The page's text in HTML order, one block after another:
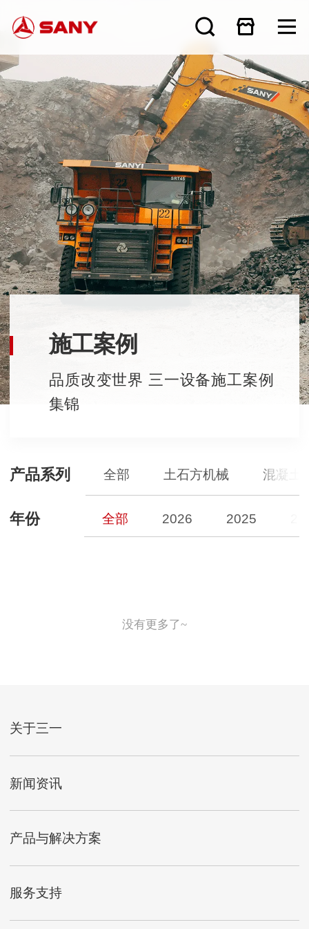
施工案例
品质改变世界 三一设备施工案例
集锦
产品系列 全部 土石方机械 混凝土
年份 全部 2026 2025
没有更多了~
关于三一
新闻资讯
产品与解决方案
服务支持